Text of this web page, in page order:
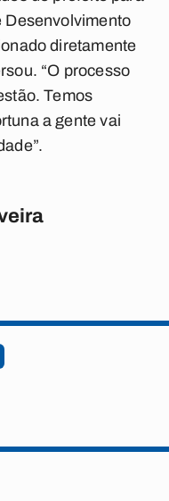
Desenvolvimento
diretamente
“O processo
Temos
a gente vai